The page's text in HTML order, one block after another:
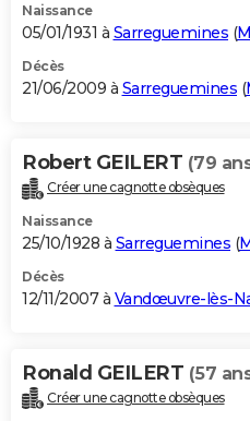
Naissance
05/01/1931 à Sarreguemines (
Décès
21/06/2009 à Sarreguemines (
Robert GEILERT (79
Créer une cagnotte obsèques
Naissance
25/10/1928 à Sarreguemines (
Décès
12/11/2007 à Vandœuvre-lès-
Ronald GEILERT (57
Créer une cagnotte obsèques